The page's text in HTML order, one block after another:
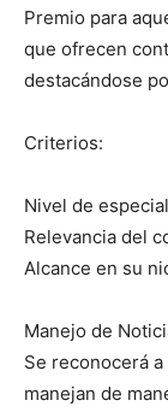
Premio para
que ofrecen
destacándose
Criterios:
Nivel de
Relevancia del
Alcance en su
Manejo de
Se reconocerá
manejan de